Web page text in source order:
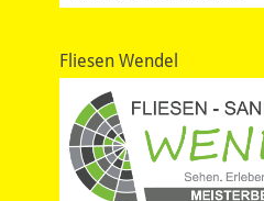
Fliesen Wendel